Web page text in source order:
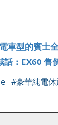
車型的賓士
：EX60 售
#豪華純電休